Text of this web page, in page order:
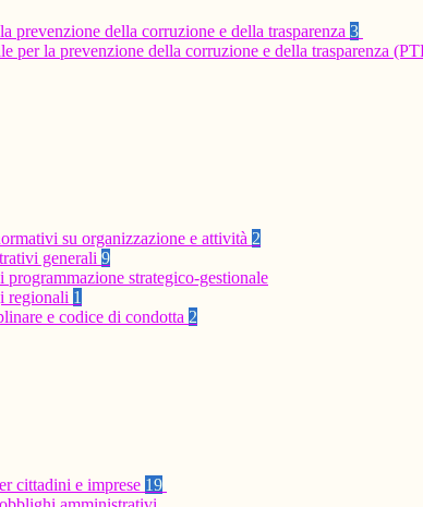
prevenzione della corruzione e della trasparenza 3
per la prevenzione della corruzione e della trasparenza
su organizzazione e attività 2
generali 9
programmazione strategico-gestionale
regionali 1
e codice di condotta 2
cittadini e imprese 19